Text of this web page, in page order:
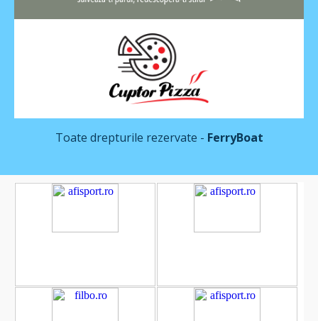
Toate drepturile rezervate - FerryBoat